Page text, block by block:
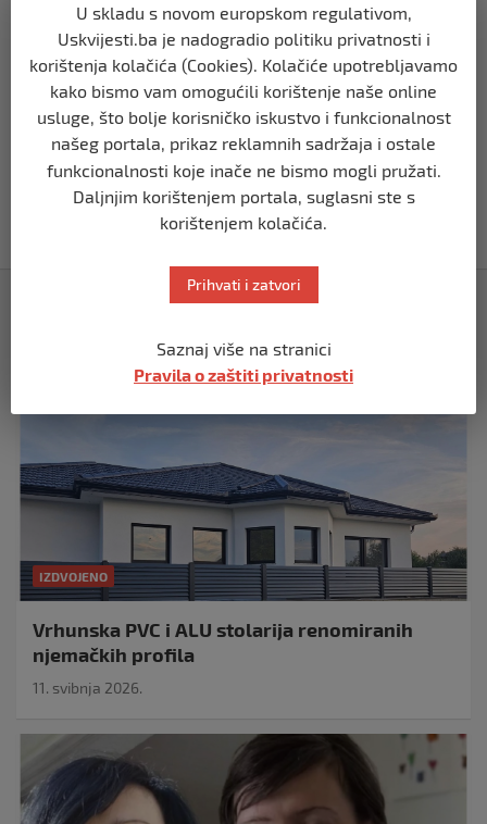
Koza ogrebala dijete u zoološkom vrtu,
roditelji zvali hitnu i policiju: “Došli su
uhapsiti kozu”
prije 10 mjeseci
REGION
Vučić dramatično: “Biće rata, Vojska
Srbije je spremna”
prije 10 mjeseci
IZDVOJENO
Vrhunska PVC i ALU stolarija renomiranih
njemačkih profila
11. svibnja 2026.
U skladu s novom europskom regulativom,
Uskvijesti.ba je nadogradio politiku privatnosti i
korištenja kolačića (Cookies). Kolačiće upotrebljavamo
kako bismo vam omogućili korištenje naše online
usluge, što bolje korisničko iskustvo i funkcionalnost
našeg portala, prikaz reklamnih sadržaja i ostale
funkcionalnosti koje inače ne bismo mogli pružati.
Daljnjim korištenjem portala, suglasni ste s
korištenjem kolačića.
Prihvati i zatvori
Saznaj više na stranici
Pravila o zaštiti privatnosti